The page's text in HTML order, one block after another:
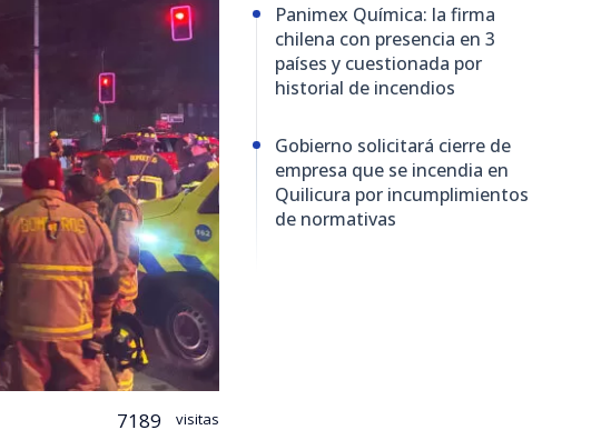
7189 visitas
Panimex Química: la firma
chilena con presencia en 3
países y cuestionada por
historial de incendios
Gobierno solicitará cierre de
empresa que se incendia en
Quilicura por incumplimientos
de normativas